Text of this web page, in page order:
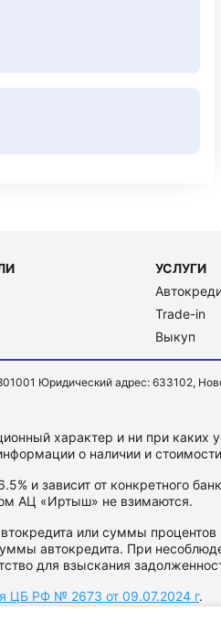
УСЛУГИ
Trade-in
Выкуп
Юридический адрес: 633102,
характер и ни при
о наличии и
и зависит от
АЦ «Иртыш» не взимаются.
или суммы процентов
автокредита. При
для взыскания
ЦБ РФ № 2673 от 09.07.2024 г.